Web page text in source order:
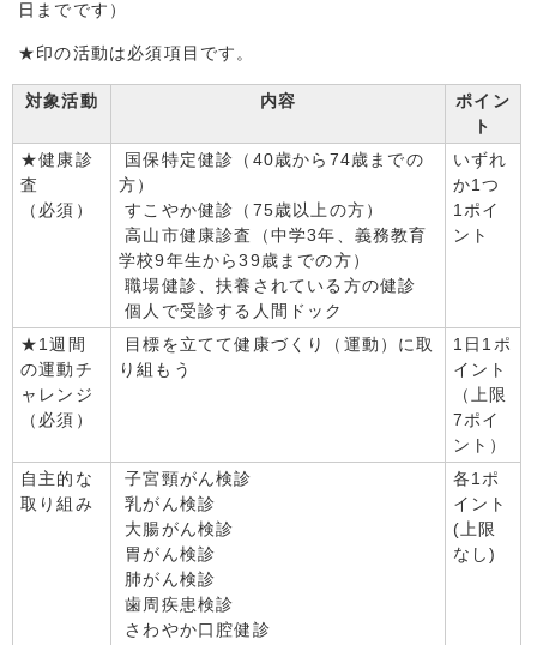
日までです）
★印の活動は必須項目です。
対象活動 内容
ポイン
ト
★健康診
査
（必須）
国保特定健診（40歳から74歳までの
方）
すこやか健診（75歳以上の方）
高山市健康診査（中学3年、義務教育
学校9年生から39歳までの方）
職場健診、扶養されている方の健診
個人で受診する人間ドック
いずれ
か1つ
1ポイ
ント
★1週間
の運動チ
ャレンジ
（必須）
目標を立てて健康づくり（運動）に取
り組もう
1日1ポ
イント
（上限
7ポイ
ント）
自主的な
取り組み
子宮頸がん検診
乳がん検診
大腸がん検診
胃がん検診
肺がん検診
歯周疾患検診
さわやか口腔健診
各1ポ
イント
(上限
なし)